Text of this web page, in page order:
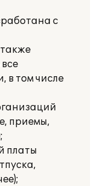
с
в том числе
приемы,
платы